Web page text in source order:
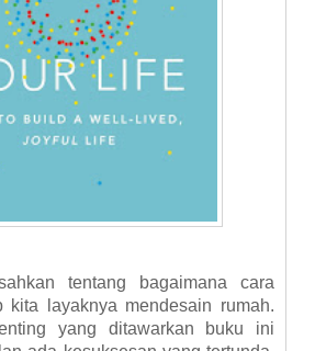
tentang bagaimana cara
kita layaknya mendesain rumah.
yang ditawarkan buku ini